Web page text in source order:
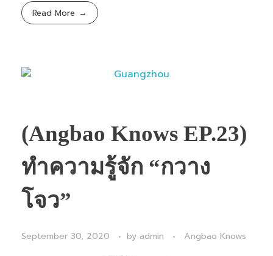
Read More
(Angbao Knows EP.23)
ทำความรู้จัก “กวาง
โจว”
September 30, 2020 by admin Angbao Knows